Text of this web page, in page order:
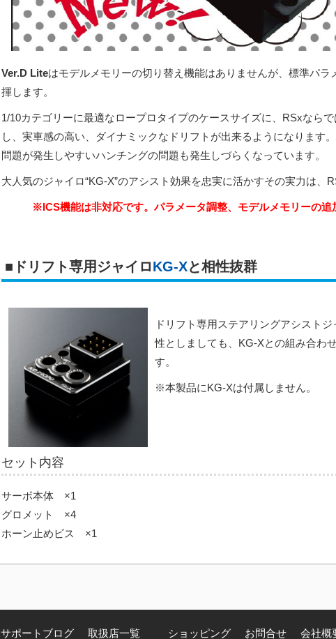
Ver.D Liteはモデルメモリーの切り替え機能はありませんが、標準パ
揮します。
1/10カテゴリーに最適なロープロタイプのケースサイズに、RSxなら
し、実車感の高い、ダイナミックなドリフトが出来るようになります
問題が発生しやすいハンチングの問題も発生しづらくなっています。
大人気のジャイロ“KG-X”のアシスト効果を忠実に活かすその実力は、
※ICS機能は非対応です。パラメータ調整、モデルメモリーの
■ドリフト専用ジャイロKG-Xと相性抜群
ドリフト専用ステアリングアシストジ
性としましても、KG-Xとの組み合わ
す。
※本製品にKG-Xは付属しません。
セット内容
サーボ本体 ×1
グロメット ×4
ホーン止めビス ×1
サポートブログ 取扱店一覧 ショッピング お問合せ 会社概